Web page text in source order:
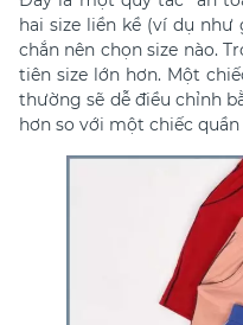
hai size liền kề (ví dụ như
chắn nên chọn size nào.
tiên size lớn hơn. Một
thường sẽ dễ điều chỉnh
hơn so với một chiếc